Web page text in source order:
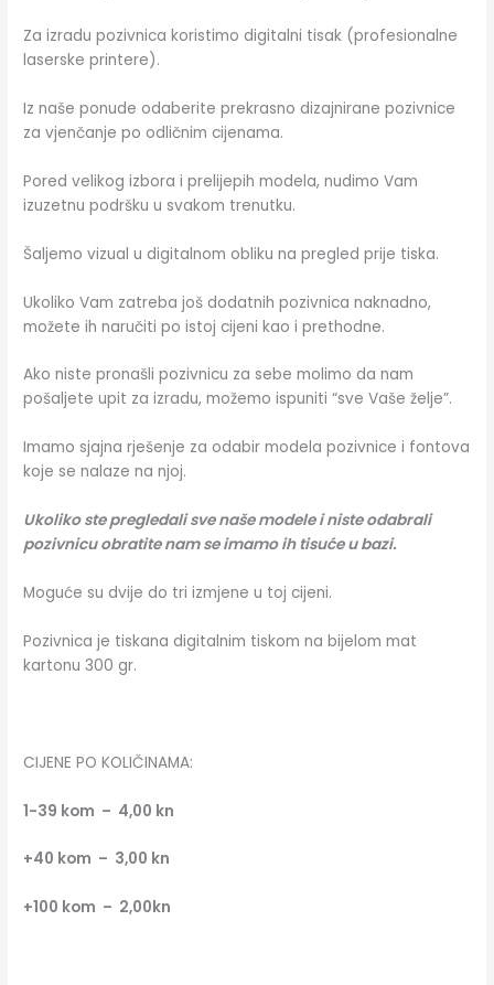
Za izradu pozivnica koristimo digitalni tisak (profesionalne
laserske printere).
Iz naše ponude odaberite prekrasno dizajnirane pozivnice
za vjenčanje po odličnim cijenama.
Pored velikog izbora i prelijepih modela, nudimo Vam
izuzetnu podršku u svakom trenutku.
Šaljemo vizual u digitalnom obliku na pregled prije tiska.
Ukoliko Vam zatreba još dodatnih pozivnica naknadno,
možete ih naručiti po istoj cijeni kao i prethodne.
Ako niste pronašli pozivnicu za sebe molimo da nam
pošaljete upit za izradu, možemo ispuniti “sve Vaše želje”.
Imamo sjajna rješenje za odabir modela pozivnice i fontova
koje se nalaze na njoj.
Ukoliko ste pregledali sve naše modele i niste odabrali
pozivnicu obratite nam se imamo ih tisuće u bazi.
Moguće su dvije do tri izmjene u toj cijeni.
Pozivnica je tiskana digitalnim tiskom na bijelom mat
kartonu 300 gr.
CIJENE PO KOLIČINAMA:
1-39 kom – 4,00 kn
+40 kom – 3,00 kn
+100 kom – 2,00kn